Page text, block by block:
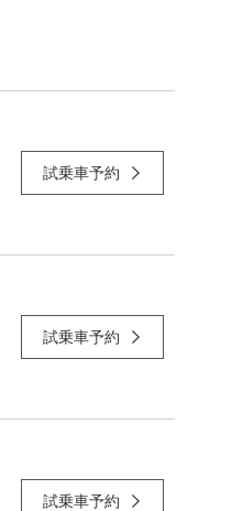
試乗車予約
試乗車予約
試乗車予約